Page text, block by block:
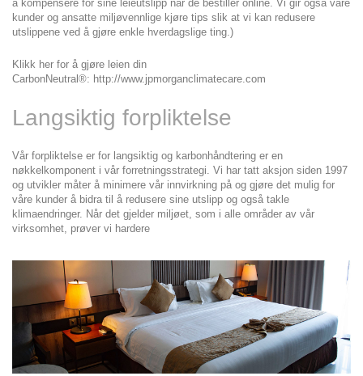
å kompensere for sine leieutslipp når de bestiller online. Vi gir også våre
kunder og ansatte miljøvennlige kjøre tips slik at vi kan redusere
utslippene ved å gjøre enkle hverdagslige ting.)
Klikk her for å gjøre leien din
CarbonNeutral®: http://www.jpmorganclimatecare.com
Langsiktig forpliktelse
Vår forpliktelse er for langsiktig og karbonhåndtering er en
nøkkelkomponent i vår forretningsstrategi. Vi har tatt aksjon siden 1997
og utvikler måter å minimere vår innvirkning på og gjøre det mulig for
våre kunder å bidra til å redusere sine utslipp og også takle
klimaendringer. Når det gjelder miljøet, som i alle områder av vår
virksomhet, prøver vi hardere